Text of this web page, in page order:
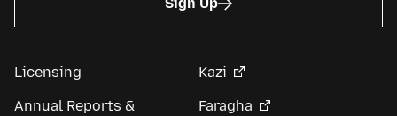
Licensing
Annual Reports &
Kazi
Faragha